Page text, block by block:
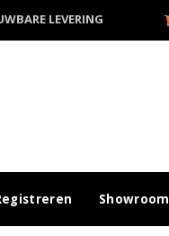
LEVERING